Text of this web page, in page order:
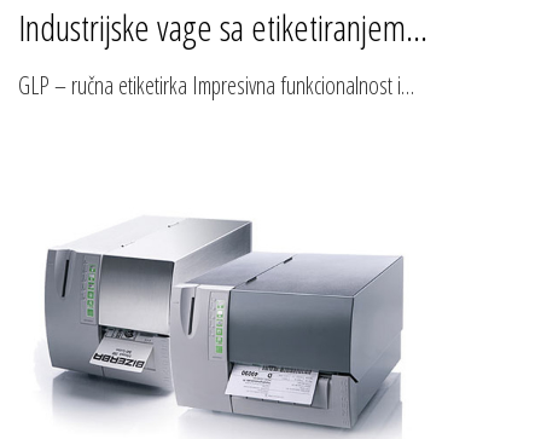
Industrijske vage sa etiketiranjem
(GLP)
GLP – ručna etiketirka Impresivna funkcionalnost i